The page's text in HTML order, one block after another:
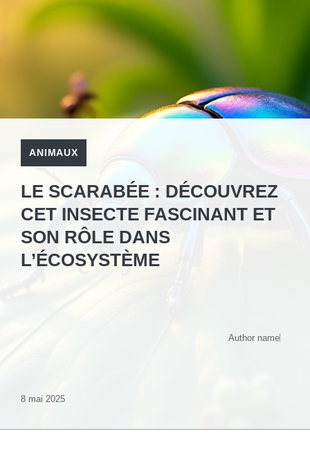
ANIMAUX
LE SCARABÉE : DÉCOUVREZ
CET INSECTE FASCINANT ET
SON RÔLE DANS
L’ÉCOSYSTÈME
Author name
8 mai 2025